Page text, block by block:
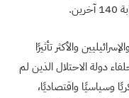
والأكثر تأثيرًا
دولة الاحتلال الذين لم
وسياسيًا واقتصاديًا،